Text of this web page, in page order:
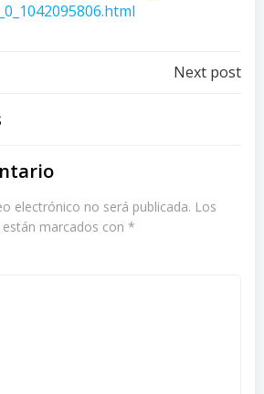
Next post
electrónico no será publicada. Los
marcados con *